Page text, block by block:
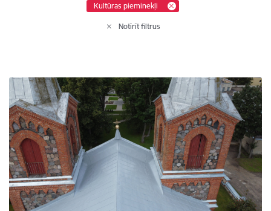
Kultūras pieminekļi
Notīrīt filtrus